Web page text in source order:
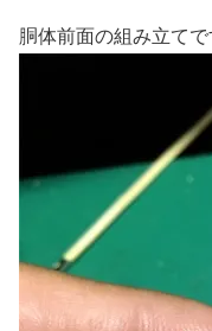
胴体前面の組み立てで